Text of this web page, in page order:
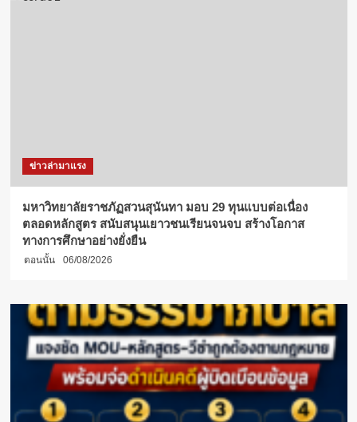
ข่าวล่ามาแรง
มหาวิทยาลัยราชภัฏสวนสุนันทา มอบ 29 ทุนแบบต่อเนื่อง
ตลอดหลักสูตร สนับสนุนเยาวชนเรียนจนจบ สร้างโอกาส
ทางการศึกษาอย่างยั่งยืน
ตอนนั้น 06/08/2026